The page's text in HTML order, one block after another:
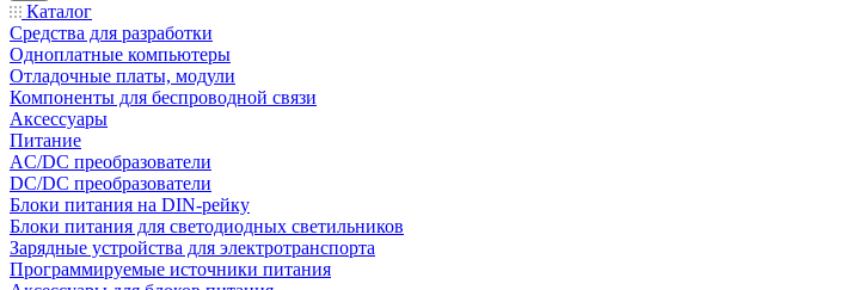
Каталог
Средства для разработки
Одноплатные компьютеры
Отладочные платы, модули
Компоненты для беспроводной связи
Аксессуары
Питание
AC/DC преобразователи
DC/DC преобразователи
Блоки питания на DIN-рейку
Блоки питания для светодиодных светильников
Зарядные устройства для электротранспорта
Программируемые источники питания